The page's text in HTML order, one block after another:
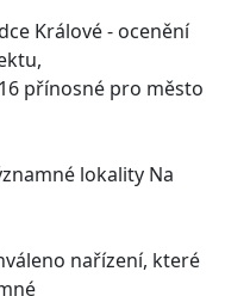
Králové - ocenění
přínosné pro město
lokality Na
nařízení, které